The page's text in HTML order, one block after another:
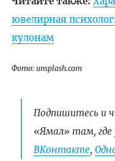
ювелирная
кулонам
Фото: unsplash.com
Подпишитесь и
«Ямал» там, где
ВКонтакте,